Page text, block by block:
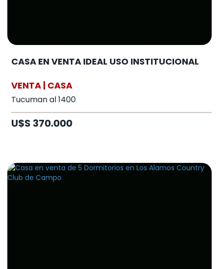
CASA EN VENTA IDEAL USO INSTITUCIONAL
VENTA | CASA
Tucuman al 1400
U$S 370.000